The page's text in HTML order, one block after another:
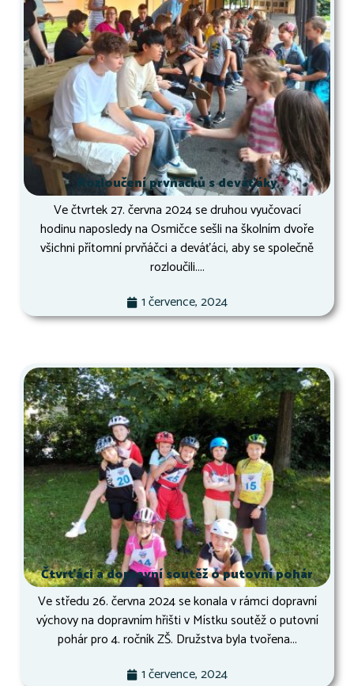
Rozloučení prvňáčků s deváťáky
Ve čtvrtek 27. června 2024 se druhou vyučovací
hodinu naposledy na Osmičce sešli na školním dvoře
všichni přítomní prvňáčci a deváťáci, aby se společně
rozloučili....
1 července, 2024
Čtvrťáci a dopravní soutěž o putovní pohár
Ve středu 26. června 2024 se konala v rámci dopravní
výchovy na dopravním hřišti v Místku soutěž o putovní
pohár pro 4. ročník ZŠ. Družstva byla tvořena...
1 července, 2024